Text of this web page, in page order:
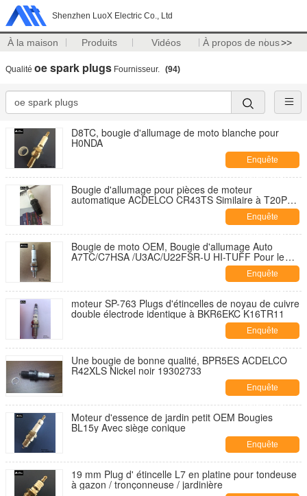
Shenzhen LuoX Electric Co., Ltd
À la maison Produits Vidéos À propos de nous>>
Qualité oe spark plugs Fournisseur. (94)
D8TC, bougie d'allumage de moto blanche pour
H0NDA
Enquête
maintenant
Bougie d'allumage pour pièces de moteur
automatique ACDELCO CR43TS Similaire à T20PR-
Enquête
maintenant
Bougie de moto OEM, Bougie d'allumage Auto
A7TC/C7HSA /U3AC/U22FSR-U HI-TUFF Pour le
Enquête
maintenant
moteur SP-763 Plugs d'étincelles de noyau de cuivre
double électrode identique à BKR6EKC K16TR11
Enquête
maintenant
Une bougie de bonne qualité, BPR5ES ACDELCO
R42XLS Nickel noir 19302733
Enquête
maintenant
Moteur d'essence de jardin petit OEM Bougies
BL15y Avec siège conique
Enquête
maintenant
19 mm Plug d' étincelle L7 en platine pour tondeuse
à gazon / tronçonneuse / jardinière